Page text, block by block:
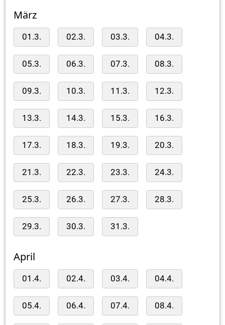
März
01.3. 02.3. 03.3. 04.3.
05.3. 06.3. 07.3. 08.3.
09.3. 10.3. 11.3. 12.3.
13.3. 14.3. 15.3. 16.3.
17.3. 18.3. 19.3. 20.3.
21.3. 22.3. 23.3. 24.3.
25.3. 26.3. 27.3. 28.3.
29.3. 30.3. 31.3.
April
01.4. 02.4. 03.4. 04.4.
05.4. 06.4. 07.4. 08.4.